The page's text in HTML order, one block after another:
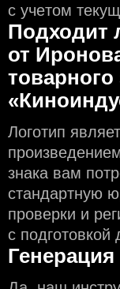
с учeтом
Подходит
от
Логотип
знака вам
стандартную
проверки и
с подготовкой